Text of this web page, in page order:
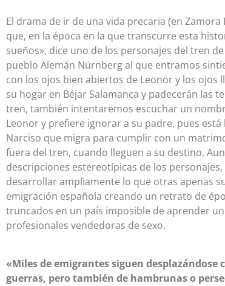
El drama de ir de una vida precaria (en
que, en la época en la que transcurre esta
sueños», dice uno de los personajes del tren
pueblo Alemán Nürnberg al que entramos
con los ojos bien abiertos de Leonor y los ojos
su hogar en Béjar Salamanca y padecerán las
tren, también intentaremos escuchar un
Leonor y prefiere ignorar a su padre, pues
Narciso que migra para cumplir con un
fuera del tren, cuando lleguen a su destino.
descripciones estereotípicas de los personajes,
desarrollar ampliamente lo que otras apenas
emigración española creando un retrato de
truncados en un país imposible de aprender
profesionales vendedoras de sexo.
«Miles de emigrantes siguen
guerras, pero también de hambrunas o